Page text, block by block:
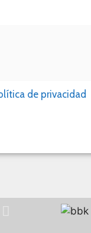
de privacidad